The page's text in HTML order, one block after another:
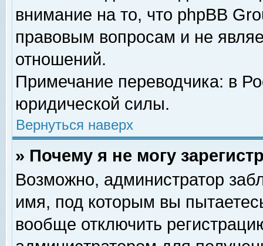
внимание на то, что phpBB
правовым вопросам и не
отношений.
Примечание переводчика: в
юридической силы.
Вернуться наверх
» Почему я не могу
Возможно, администратор
имя, под которым вы
вообще отключить